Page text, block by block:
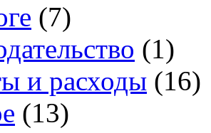
(7)
(1)
и расходы (16)
(13)